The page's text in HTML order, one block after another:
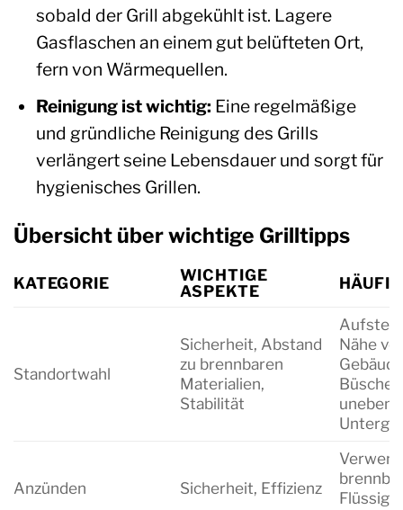
sobald der Grill abgekühlt ist. Lagere
Gasflaschen an einem gut belüfteten Ort,
fern von Wärmequellen.
Reinigung ist wichtig: Eine regelmäßige
und gründliche Reinigung des Grills
verlängert seine Lebensdauer und sorgt für
hygienisches Grillen.
Übersicht über wichtige Grilltipps
KATEGORIE
WICHTIGE
ASPEKTE
Standortwahl
Sicherheit, Abstand
zu brennbaren
Materialien,
Stabilität
Nähe
Anzünden Sicherheit, Effizienz